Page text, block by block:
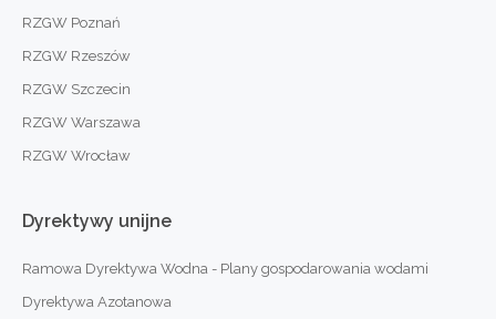
RZGW Poznań
RZGW Rzeszów
RZGW Szczecin
RZGW Warszawa
RZGW Wrocław
Dyrektywy unijne
Ramowa Dyrektywa Wodna - Plany gospodarowania wodami
Dyrektywa Azotanowa